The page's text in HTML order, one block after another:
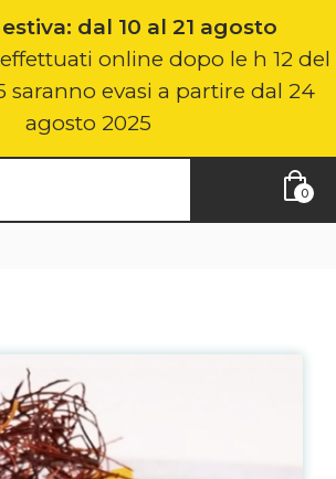
dal 10 al 21 agosto
online dopo le h 12 del
saranno evasi a partire dal 24
agosto 2025
0